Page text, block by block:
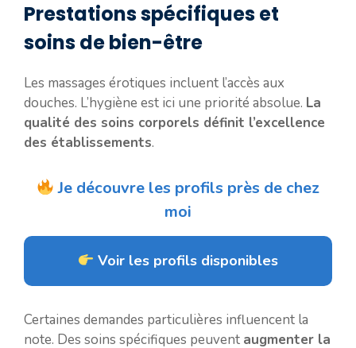
Prestations spécifiques et
soins de bien-être
Les massages érotiques incluent l’accès aux
douches. L’hygiène est ici une priorité absolue. La
qualité des soins corporels définit l’excellence
des établissements.
Je découvre les profils près de chez
moi
Voir les profils disponibles
Certaines demandes particulières influencent la
note. Des soins spécifiques peuvent augmenter la